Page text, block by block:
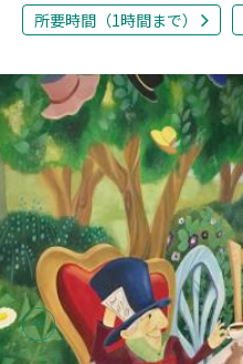
所要時間（1時間まで）